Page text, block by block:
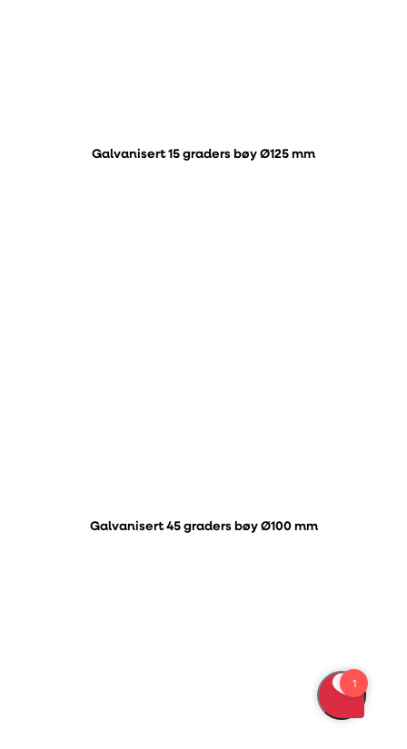
Galvanisert 15 graders bøy Ø125 mm
Galvanisert 45 graders bøy Ø100 mm